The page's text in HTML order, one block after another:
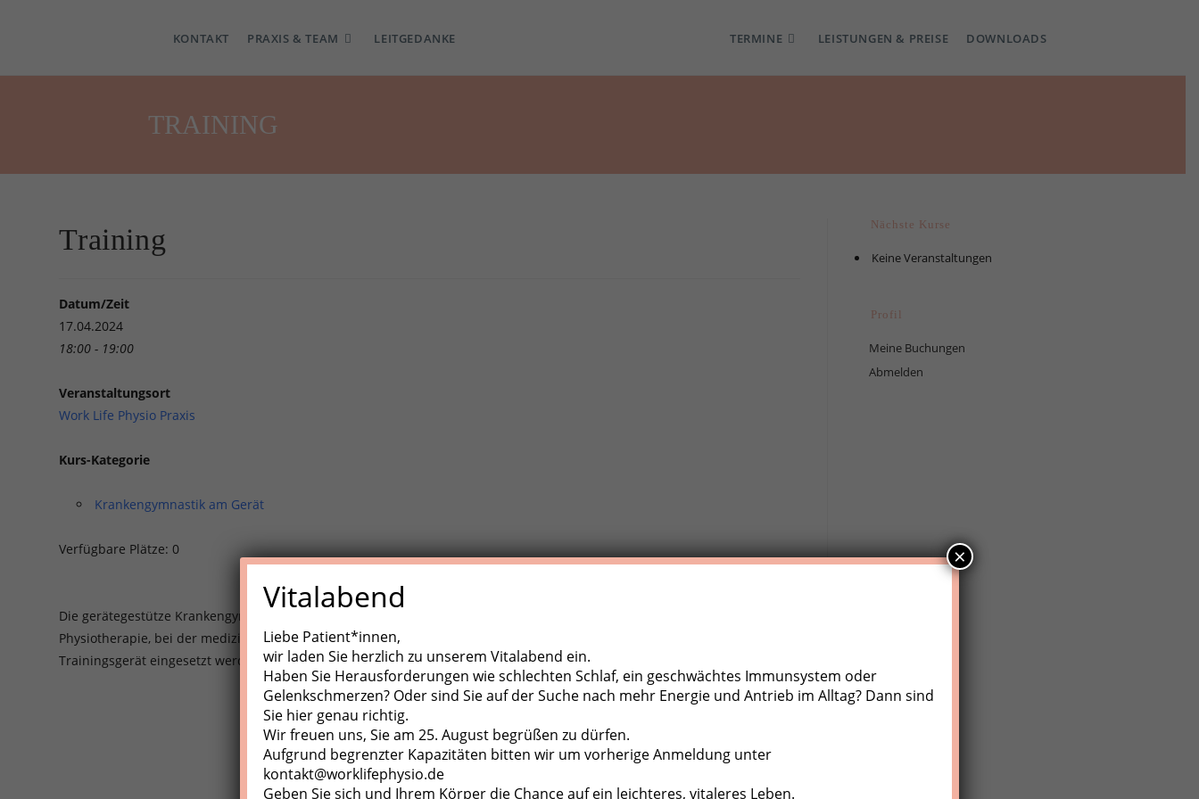
KONTAKT PRAXIS & TEAM LEITGEDANKE TERMINE LEISTUNGEN & PREISE DOWNLOADS
TRAINING
Training
Datum/Zeit
17.04.2024
18:00 - 19:00
Veranstaltungsort
Work Life Physio Praxis
Kurs-Kategorie
Krankengymnastik am Gerät
Verfügbare Plätze: 0
Die gerätegestütze Krankengynmnastik (KGG)/Medizinische Trainigstherapie (MTT) ist eine aktive Behandlungsform der
Physiotherapie, bei der medizinische Trainingsgeräte, Zugapparate, diverse Kleingeräte und der eigene Körper als
Trainingsgerät eingesetzt werden.
Nächste Kurse
Keine Veranstaltungen
Profil
Meine Buchungen
Abmelden
Vitalabend
Liebe Patient*innen,
wir laden Sie herzlich zu unserem Vitalabend ein.
Haben Sie Herausforderungen wie schlechten Schlaf, ein geschwächtes Immunsystem oder
Gelenkschmerzen? Oder sind Sie auf der Suche nach mehr Energie und Antrieb im Alltag? Dann sind
Sie hier genau richtig.
Wir freuen uns, Sie am 25. August begrüßen zu dürfen.
Aufgrund begrenzter Kapazitäten bitten wir um vorherige Anmeldung unter
kontakt@worklifephysio.de
Geben Sie sich und Ihrem Körper die Chance auf ein leichteres, vitaleres Leben.
×